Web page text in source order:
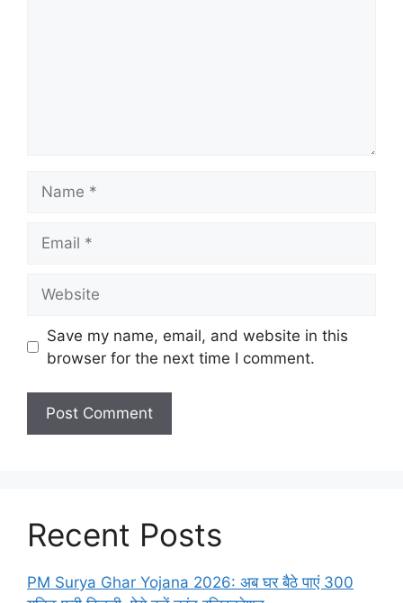
Save my name, email, and website in this
browser for the next time I comment.
Recent Posts
PM Surya Ghar Yojana 2026: अब घर बैठे पाएं 300